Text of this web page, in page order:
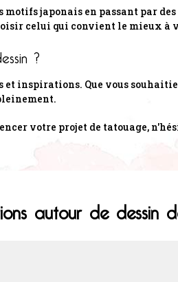
japonais en passant par
celui qui convient le mieux à
?
et inspirations. Que vous
votre projet de tatouage,
autour de dessin